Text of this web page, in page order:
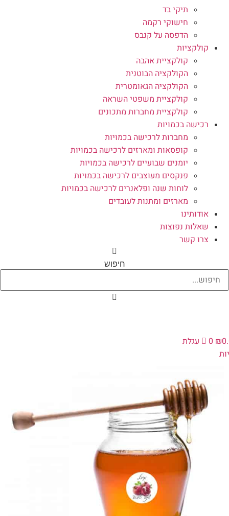
תיקי בד
חישוקי רקמה
הדפסה על קנבס
קולקציות
קולקציית אהבה
הקולקציה הבוטנית
הקולקציה הגאומטרית
קולקציית משפטי השראה
קולקציית מחברות מתכונים
רכישה בכמויות
מחברות לרכישה בכמויות
קופסאות ומארזים לרכישה בכמויות
יומנים שבועיים לרכישה בכמויות
פנקסים מעוצבים לרכישה בכמויות
לוחות שנה ופלאנרים לרכישה בכמויות
מארזים ומתנות לעובדים
אודותינו
שאלות נפוצות
צרו קשר
חיפוש
₪
0
עגלת